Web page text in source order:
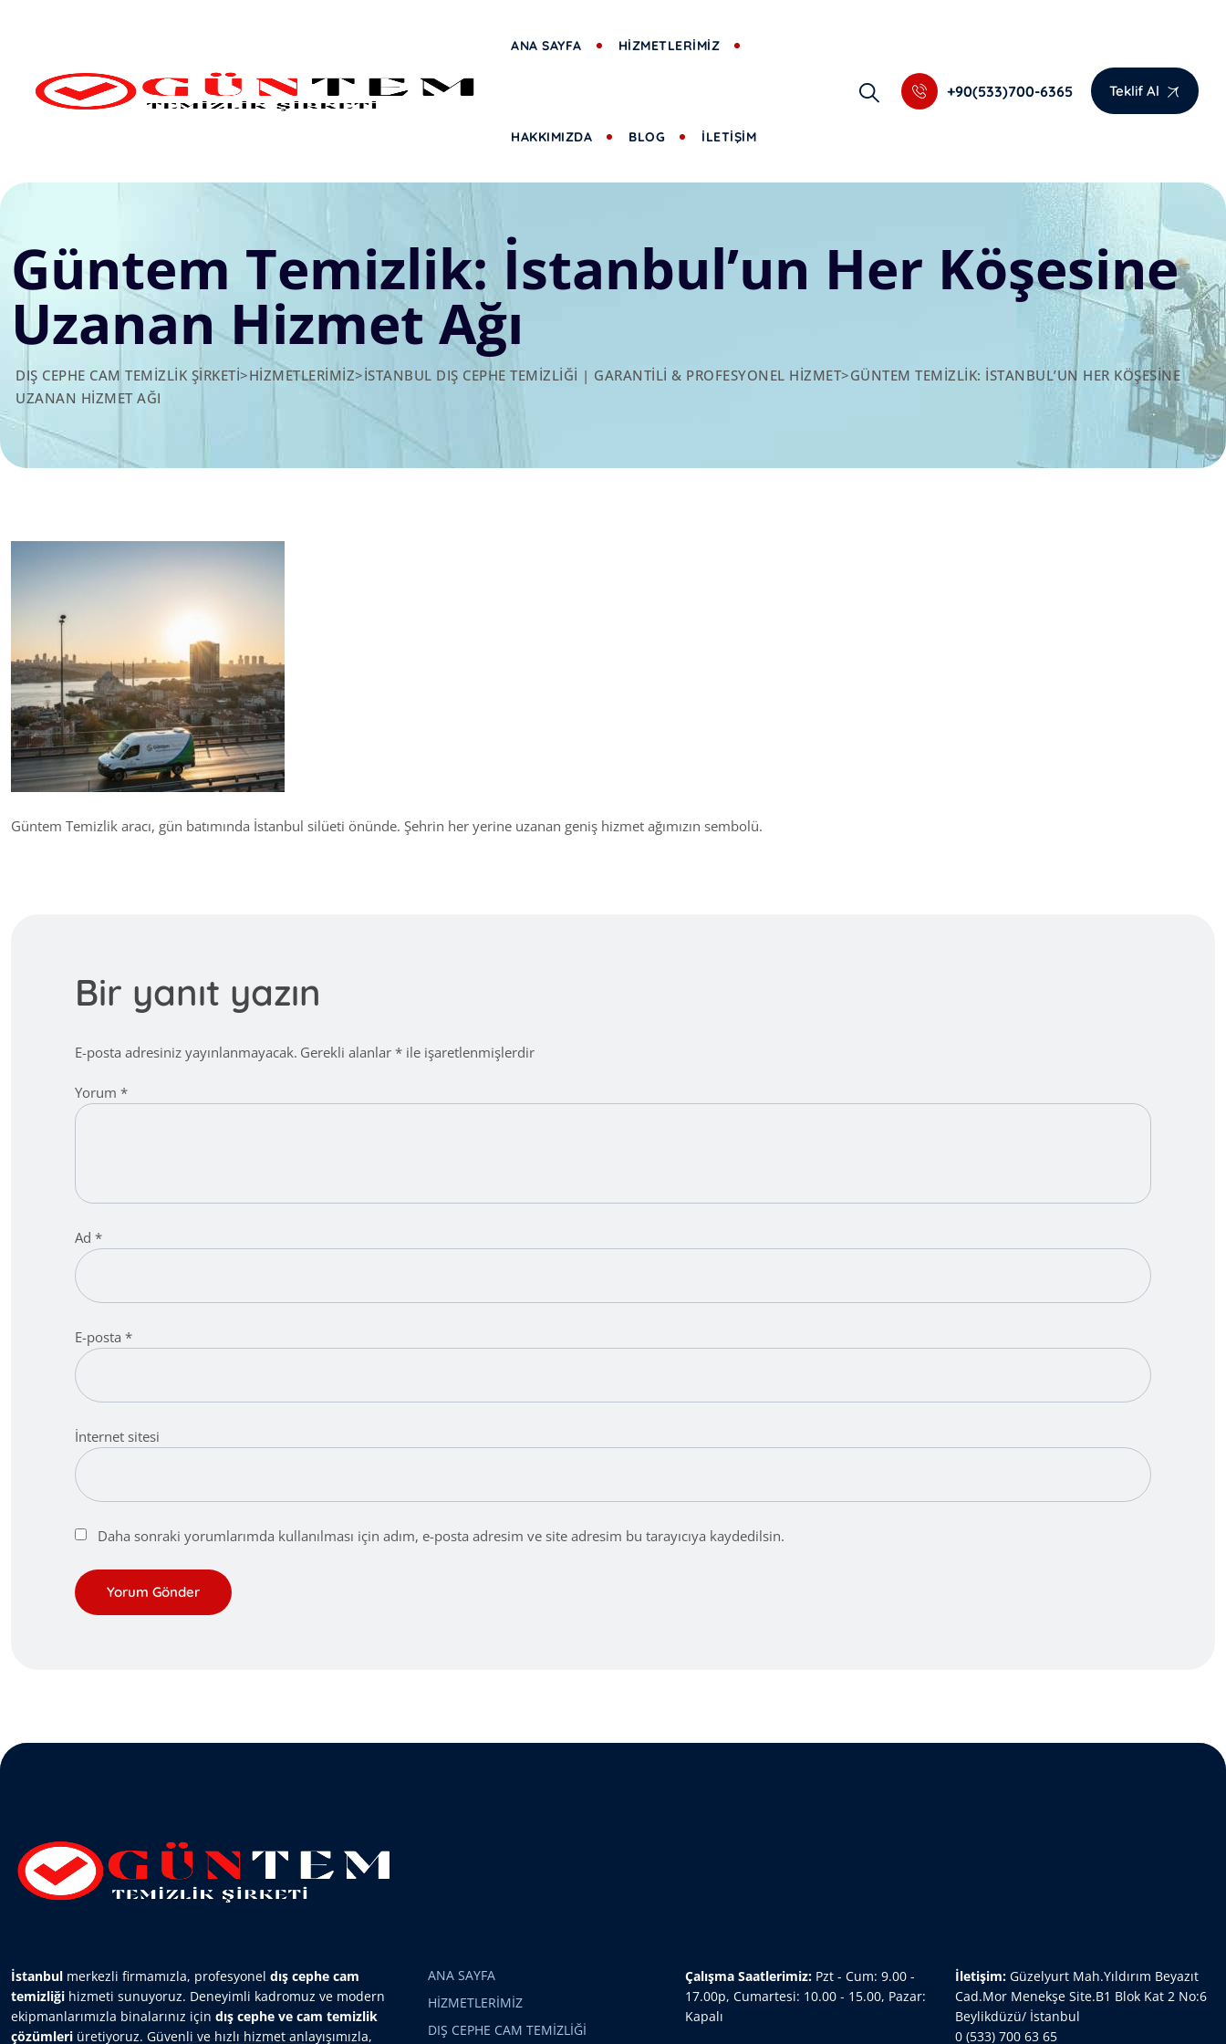
ANA SAYFA HİZMETLERİMİZ
HAKKIMIZDA BLOG İLETİŞİM
+90(533)700-6365 Teklif Al
Güntem Temizlik: İstanbul’un Her Köşesine
Uzanan Hizmet Ağı
DIŞ CEPHE CAM TEMIZLIK ŞIRKETI>HİZMETLERİMİZ>İSTANBUL DIŞ CEPHE TEMIZLIĞI | GARANTILI & PROFESYONEL HIZMET>GÜNTEM TEMIZLIK: İSTANBUL’UN HER KÖŞESINE
UZANAN HIZMET AĞI
Güntem Temizlik aracı, gün batımında İstanbul silüeti önünde. Şehrin her yerine uzanan geniş hizmet ağımızın sembolü.
Bir yanıt yazın
E-posta adresiniz yayınlanmayacak. Gerekli alanlar * ile işaretlenmişlerdir
Yorum *
Ad *
E-posta *
İnternet sitesi
Daha sonraki yorumlarımda kullanılması için adım, e-posta adresim ve site adresim bu tarayıcıya kaydedilsin.
İstanbul merkezli firmamızla, profesyonel dış cephe cam
temizliği hizmeti sunuyoruz. Deneyimli kadromuz ve modern
ekipmanlarımızla binalarınız için dış cephe ve cam temizlik
çözümleri üretiyoruz. Güvenli ve hızlı hizmet anlayışımızla,
ANA SAYFA
HİZMETLERİMİZ
DIŞ CEPHE CAM TEMİZLİĞİ
Çalışma Saatlerimiz: Pzt - Cum: 9.00 -
17.00p, Cumartesi: 10.00 - 15.00, Pazar:
Kapalı
İletişim:Güzelyurt Mah.Yıldırım Beyazıt
Cad.Mor Menekşe Site.B1 Blok Kat 2 No:6
Beylikdüzü/ İstanbul
0 (533) 700 63 65